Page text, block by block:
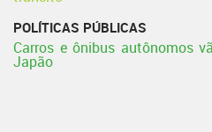
POLÍTICAS PÚBLICAS
Carros e ônibus autônomos
Japão